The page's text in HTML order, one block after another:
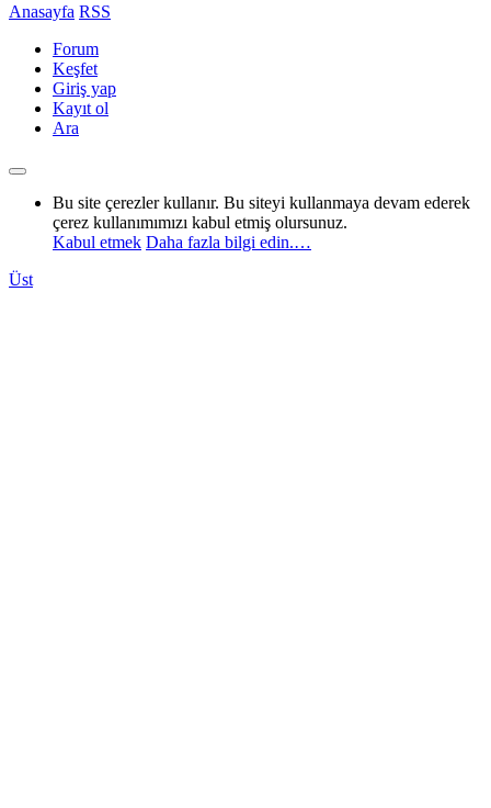
Anasayfa RSS
Forum
Keşfet
Giriş yap
Kayıt ol
Ara
Bu site çerezler kullanır. Bu siteyi kullanmaya devam ederek
çerez kullanımımızı kabul etmiş olursunuz.
Kabul etmek Daha fazla bilgi edin.…
Üst